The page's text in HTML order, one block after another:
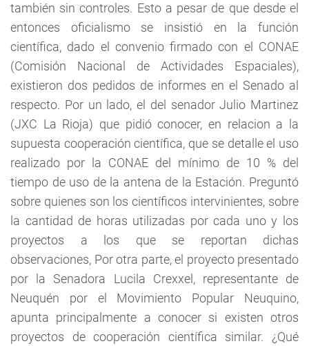
también sin controles. Esto a pesar de que desde el
entonces oficialismo se insistió en la función
científica, dado el convenio firmado con el CONAE
(Comisión Nacional de Actividades Espaciales),
existieron dos pedidos de informes en el Senado al
respecto. Por un lado, el del senador Julio Martinez
(JXC La Rioja) que pidió conocer, en relacion a la
supuesta cooperación científica, que se detalle el uso
realizado por la CONAE del mínimo de 10 % del
tiempo de uso de la antena de la Estación. Preguntó
sobre quienes son los científicos intervinientes, sobre
la cantidad de horas utilizadas por cada uno y los
proyectos a los que se reportan dichas
observaciones, Por otra parte, el proyecto presentado
por la Senadora Lucila Crexxel, representante de
Neuquén por el Movimiento Popular Neuquino,
apunta principalmente a conocer si existen otros
proyectos de cooperación científica similar. ¿Qué